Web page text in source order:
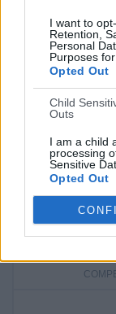
I want to
Retention,
Personal
Purposes
Opted Out
Child
Outs
I am a child
processing
Sensitive
Opted Out
205
DE